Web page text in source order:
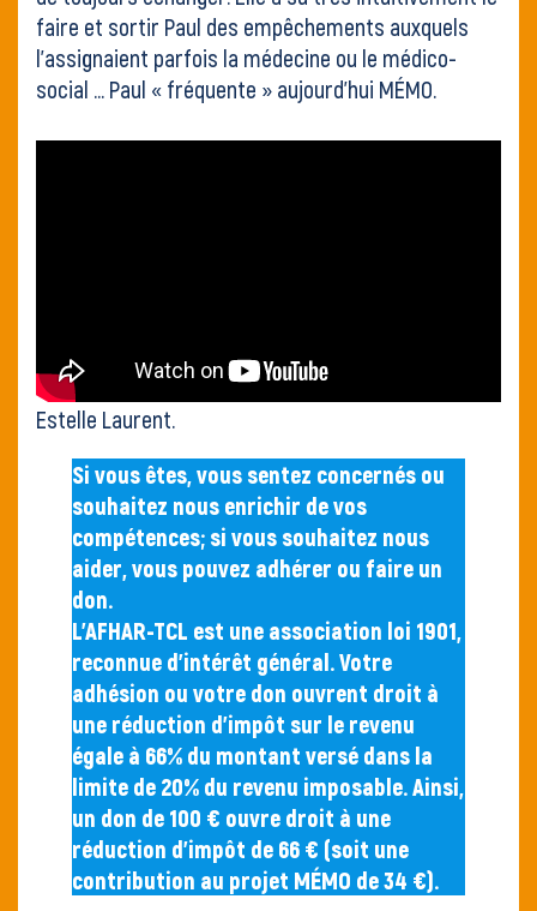
faire et sortir Paul des empêchements auxquels
l’assignaient parfois la médecine ou le médico-
social … Paul « fréquente » aujourd’hui MÉMO.
Estelle Laurent.
Si vous êtes, vous sentez concernés ou
souhaitez nous enrichir de vos
compétences; si vous souhaitez nous
aider, vous pouvez adhérer ou faire un
don.
L’AFHAR-TCL est une association loi 1901,
reconnue d’intérêt général. Votre
adhésion ou votre don ouvrent droit à
une réduction d’impôt sur le revenu
égale à 66% du montant versé dans la
limite de 20% du revenu imposable. Ainsi,
un don de 100 € ouvre droit à une
réduction d’impôt de 66 € (soit une
contribution au projet MÉMO de 34 €).